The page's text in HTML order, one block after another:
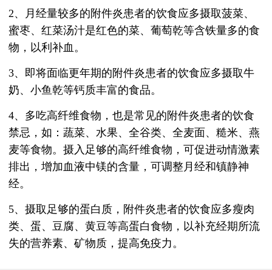
2、月经量较多的附件炎患者的饮食应多摄取菠菜、
蜜枣、红菜汤汁是红色的菜、葡萄乾等含铁量多的食
物，以利补血。
3、即将面临更年期的附件炎患者的饮食应多摄取牛
奶、小鱼乾等钙质丰富的食品。
4、多吃高纤维食物，也是常见的附件炎患者的饮食
禁忌，如：蔬菜、水果、全谷类、全麦面、糙米、燕
麦等食物。摄入足够的高纤维食物，可促进动情激素
排出，增加血液中镁的含量，可调整月经和镇静神
经。
5、摄取足够的蛋白质，附件炎患者的饮食应多瘦肉
类、蛋、豆腐、黄豆等高蛋白食物，以补充经期所流
失的营养素、矿物质，提高免疫力。